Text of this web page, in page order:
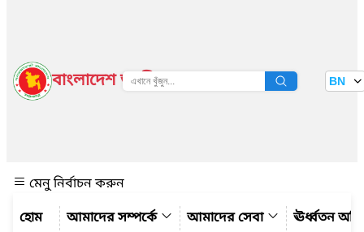
বাংলাদেশ জাতীয় তথ্য বাতায়ন BN
মেনু নির্বাচন করুন
আমাদের সম্পর্কে
আমাদের সেবা ঊর্ধ্বতন